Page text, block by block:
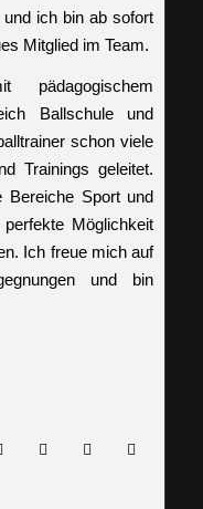
ich bin ab sofort
Mitglied im Team.
pädagogischem
Ballschule und
schon viele
Trainings geleitet.
Sport und
Möglichkeit
Ich freue mich auf
und bin